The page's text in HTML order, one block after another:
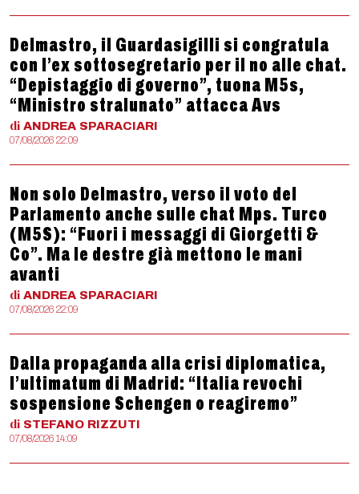
Delmastro, il Guardasigilli si congratula
con l’ex sottosegretario per il no alle chat.
“Depistaggio di governo”, tuona M5s,
“Ministro stralunato” attacca Avs
di ANDREA SPARACIARI
07/08/2026 22:09
Non solo Delmastro, verso il voto del
Parlamento anche sulle chat Mps. Turco
(M5S): “Fuori i messaggi di Giorgetti &
Co”. Ma le destre già mettono le mani
avanti
di ANDREA SPARACIARI
07/08/2026 22:09
Dalla propaganda alla crisi diplomatica,
l’ultimatum di Madrid: “Italia revochi
sospensione Schengen o reagiremo”
di STEFANO RIZZUTI
07/08/2026 14:09